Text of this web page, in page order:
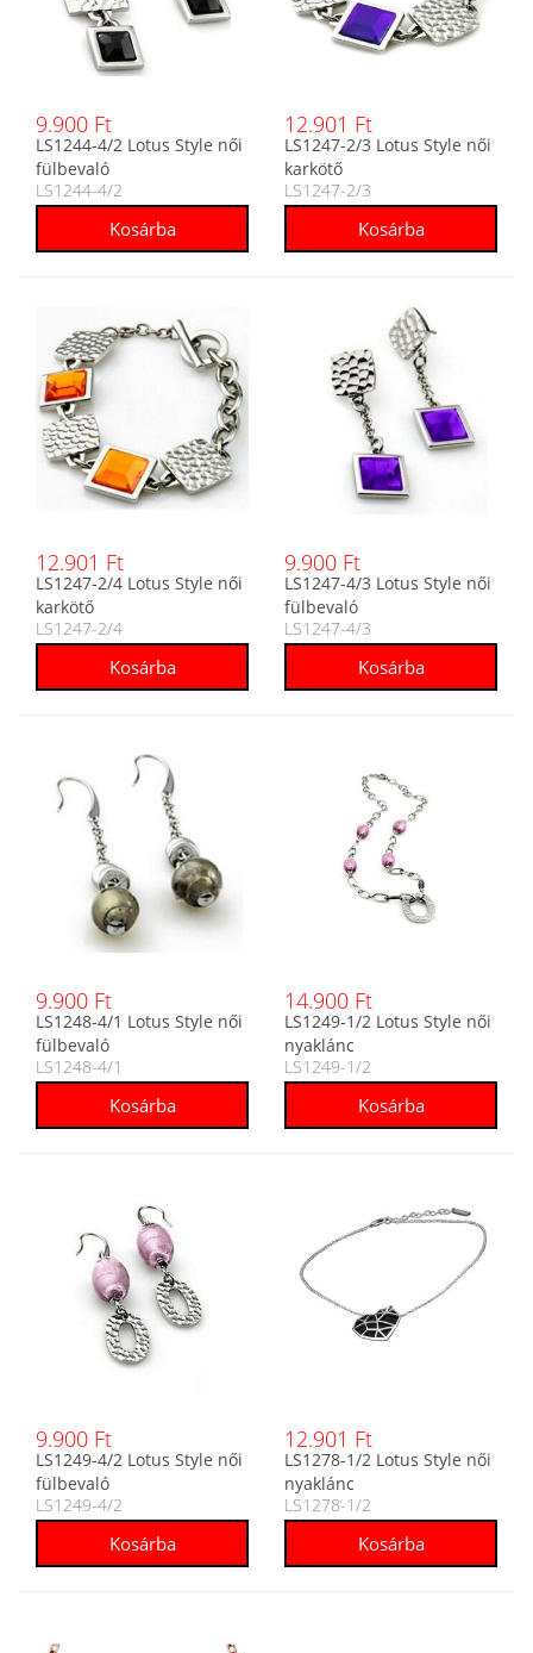
9.900 Ft
LS1244-4/2 Lotus Style női
fülbevaló
LS1244-4/2
12.901 Ft
LS1247-2/3 Lotus Style női
karkötő
LS1247-2/3
12.901 Ft
LS1247-2/4 Lotus Style női
karkötő
LS1247-2/4
9.900 Ft
LS1247-4/3 Lotus Style női
fülbevaló
LS1247-4/3
9.900 Ft
LS1248-4/1 Lotus Style női
fülbevaló
LS1248-4/1
14.900 Ft
LS1249-1/2 Lotus Style női
nyaklánc
LS1249-1/2
9.900 Ft
LS1249-4/2 Lotus Style női
fülbevaló
LS1249-4/2
12.901 Ft
LS1278-1/2 Lotus Style női
nyaklánc
LS1278-1/2